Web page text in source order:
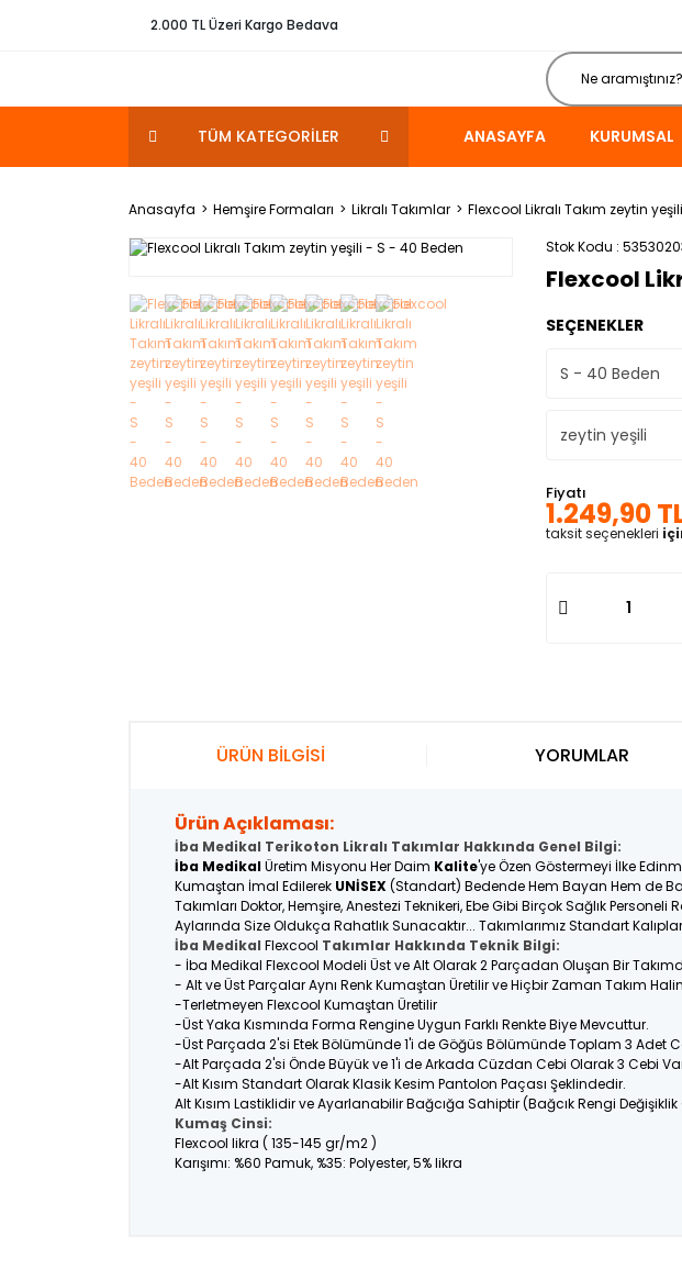
2.000 TL Üzeri Kargo Bedava
TÜM KATEGORİLER ANASAYFA KURUMSAL
Anasayfa Hemşire Formaları Likralı Takımlar
Flexcool Likralı Takım zeytin
Stok Kodu
Flexcool
SEÇENEKLER
Fiyatı
1.249,90
taksit seçenekleri
ÜRÜN BİLGİSİ
Ürün Açıklaması:
İba Medikal Terikoton Likralı Takımlar Hakkında Genel Bilgi:
İba MedikalÜretim Misyonu Her Daim Kalite'ye Özen Göstermeyi İlke
Kumaştan İmal Edilerek UNİSEX (Standart) Bedende Hem Bayan Hem de
Takımları Doktor, Hemşire, Anestezi Teknikeri, Ebe Gibi Birçok Sağlık
Aylarında Size Oldukça Rahatlık Sunacaktır... Takımlarımız Standart
İba Medikal Flexcool Takımlar Hakkında Teknik Bilgi:
- İba Medikal Flexcool Modeli Üst ve Alt Olarak 2 Parçadan Oluşan Bir
- Alt ve Üst Parçalar Aynı Renk Kumaştan Üretilir ve Hiçbir Zaman Takım
-Terletmeyen Flexcool Kumaştan Üretilir
-Üst Yaka Kısmında Forma Rengine Uygun Farklı Renkte Biye Mevcuttur.
-Üst Parçada 2'si Etek Bölümünde 1'i de Göğüs Bölümünde Toplam 3 Adet
-Alt Parçada 2'si Önde Büyük ve 1'i de Arkada Cüzdan Cebi Olarak 3 Cebi
-Alt Kısım Standart Olarak Klasik Kesim Pantolon Paçası Şeklindedir.
Alt Kısım Lastiklidir ve Ayarlanabilir Bağcığa Sahiptir (Bağcık Rengi
Kumaş Cinsi:
Flexcool likra ( 135-145 gr/m2 )
Karışımı: %60 Pamuk, %35: Polyester, 5% likra
YORUMLAR